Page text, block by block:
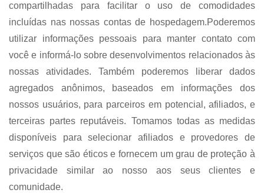
compartilhadas para facilitar o uso de comodidades
incluídas nas nossas contas de hospedagem.Poderemos
utilizar informações pessoais para manter contato com
você e informá-lo sobre desenvolvimentos relacionados às
nossas atividades. Também poderemos liberar dados
agregados anônimos, baseados em informações dos
nossos usuários, para parceiros em potencial, afiliados, e
terceiras partes reputáveis. Tomamos todas as medidas
disponíveis para selecionar afiliados e provedores de
serviços que são éticos e fornecem um grau de proteção à
privacidade similar ao nosso aos seus clientes e
comunidade.